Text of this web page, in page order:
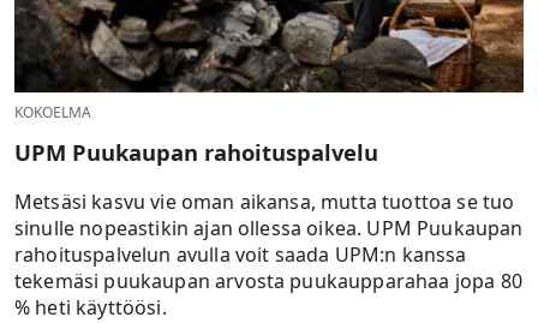
KOKOELMA
UPM Puukaupan rahoituspalvelu
Metsäsi kasvu vie oman aikansa, mutta tuottoa se tuo
sinulle nopeastikin ajan ollessa oikea. UPM Puukaupan
rahoituspalvelun avulla voit saada UPM:n kanssa
tekemäsi puukaupan arvosta puukaupparahaa jopa 80
% heti käyttöösi.